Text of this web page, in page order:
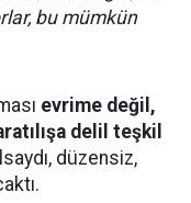
bu mümkün
evrime değil,
delil teşkil
düzensiz,